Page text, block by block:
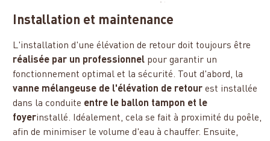
Installation et maintenance
L'installation d'une élévation de retour doit toujours être
réalisée par un professionnel pour garantir un
fonctionnement optimal et la sécurité. Tout d'abord, la
vanne mélangeuse de l'élévation de retour est installée
dans la conduite entre le ballon tampon et le
foyerinstallé. Idéalement, cela se fait à proximité du poêle,
afin de minimiser le volume d'eau à chauffer. Ensuite,